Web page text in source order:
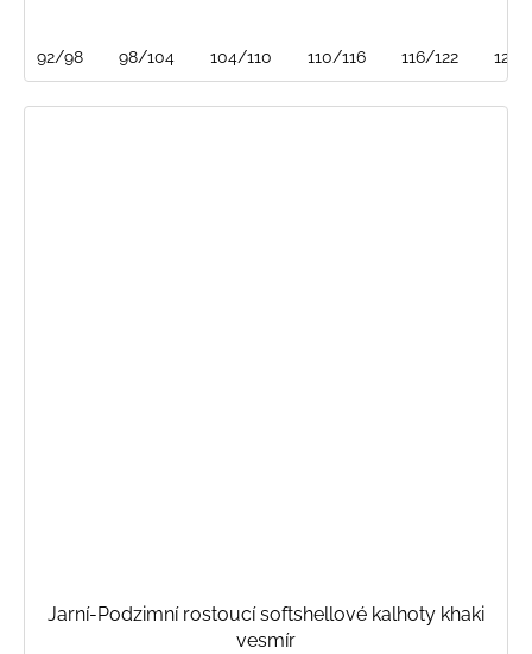
92/98 98/104 104/110 110/116 116/122 122/
Jarní-Podzimní rostoucí softshellové kalhoty khaki
vesmír